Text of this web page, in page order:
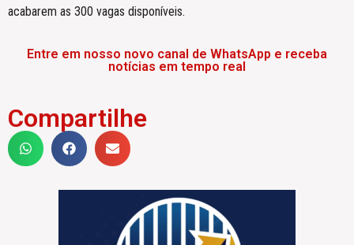
acabarem as 300 vagas disponíveis.
Entre em nosso novo canal de WhatsApp e receba
notícias em tempo real
Compartilhe